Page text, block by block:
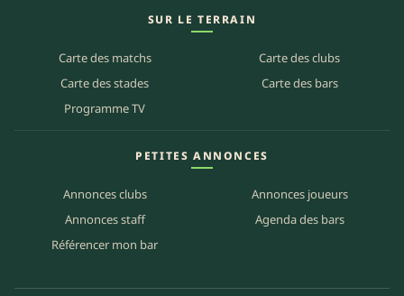
SUR LE TERRAIN
Carte des matchs
Carte des clubs
Carte des stades
Carte des bars
Programme TV
PETITES ANNONCES
Annonces clubs
Annonces joueurs
Annonces staff
Agenda des bars
Référencer mon bar